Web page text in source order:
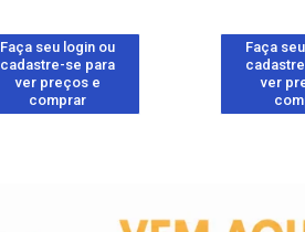
Faça seu login ou
cadastre-se para
ver preços e
comprar
Faça
ver